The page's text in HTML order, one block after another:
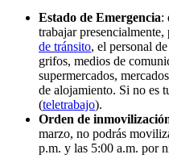
Estado de Emergencia:
trabajar presencialmente,
de tránsito, el personal
grifos, medios de
supermercados,
de alojamiento. Si no es
(teletrabajo).
Orden de
marzo, no podrás
p.m. y las 5:00 a.m. por